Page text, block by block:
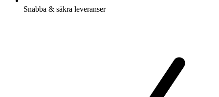
Snabba & säkra leveranser